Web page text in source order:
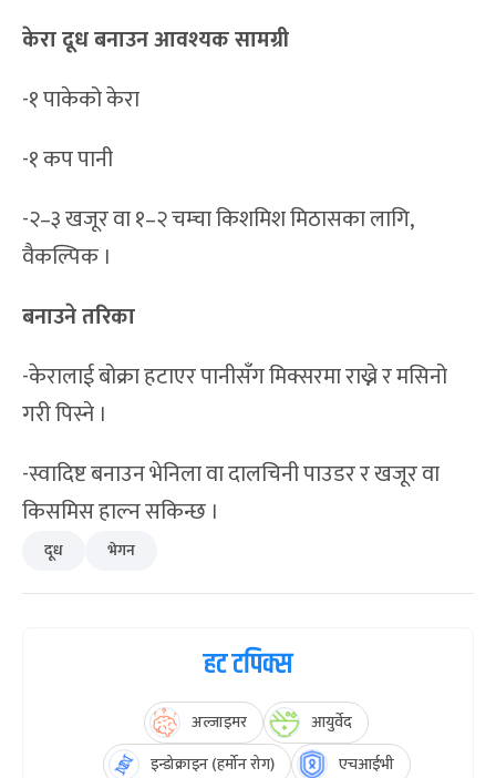
केरा दूध बनाउन आवश्यक सामग्री
-१ पाकेको केरा
-१ कप पानी
-२–३ खजूर वा १–२ चम्चा किशमिश मिठासका लागि,
वैकल्पिक ।
बनाउने तरिका
-केरालाई बोक्रा हटाएर पानीसँग मिक्सरमा राख्ने र मसिनो
गरी पिस्ने ।
-स्वादिष्ट बनाउन भेनिला वा दालचिनी पाउडर र खजूर वा
किसमिस हाल्न सकिन्छ ।
दूध भेगन
हट टपिक्स
अल्जाइमर
आयुर्वेद
इन्डोक्राइन (हर्मोन रोग)
एचआईभी